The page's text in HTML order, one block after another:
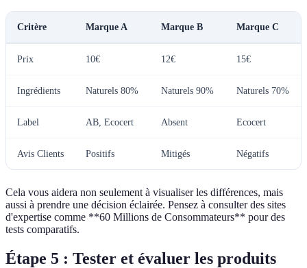
Critère Marque A Marque B Marque C
Prix 10€ 12€ 15€
Ingrédients Naturels 80% Naturels 90% Naturels 70%
Label AB, Ecocert Absent Ecocert
Avis Clients Positifs Mitigés Négatifs
Cela vous aidera non seulement à visualiser les différences, mais
aussi à prendre une décision éclairée. Pensez à consulter des sites
d'expertise comme **60 Millions de Consommateurs** pour des
tests comparatifs.
Étape 5 : Tester et évaluer les produits